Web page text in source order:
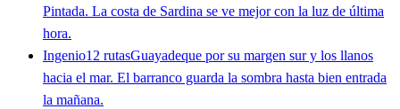
Pintada. La costa de Sardina se ve mejor con la luz de última
hora.
Ingenio12 rutasGuayadeque por su margen sur y los llanos
hacia el mar. El barranco guarda la sombra hasta bien entrada
la mañana.